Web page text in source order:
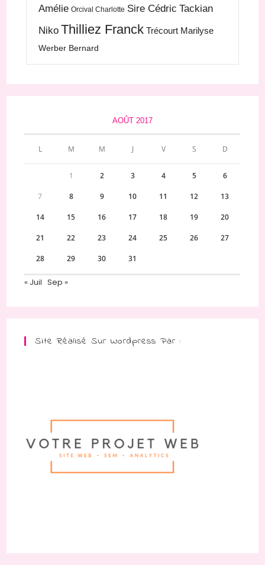
Amélie Orcival Charlotte Sire Cédric Tackian
Niko Thilliez Franck Trécourt Marilyse
Werber Bernard
AOÛT 2017
L M M J V S D
1 2 3 4 5 6
7 8 9 10 11 12 13
14 15 16 17 18 19 20
21 22 23 24 25 26 27
28 29 30 31
« Juil Sep »
Site Réalisé Sur Wordpress Par :